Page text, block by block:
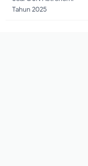
Tahun 2025